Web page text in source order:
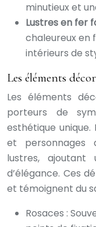
minutieux et
Lustres en fer
chaleureux en
intérieurs de
Les éléments
Les éléments
porteurs de
esthétique unique.
et personnages
lustres,
d’élégance. Ces
et témoignent du
Rosaces :